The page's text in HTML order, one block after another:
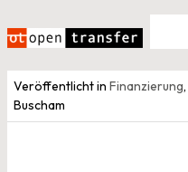
Inhalt
springen
Veröffentlicht in Finanzierung,
Buscham